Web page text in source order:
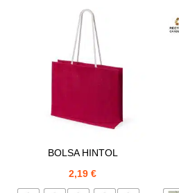
BOLSA HINTOL
2,19€